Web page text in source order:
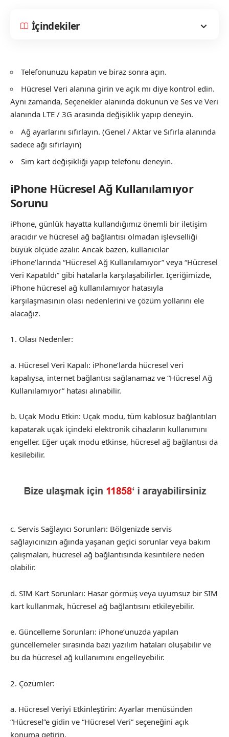
İçindekiler
Telefonunuzu kapatın ve biraz sonra açın.
Hücresel Veri alanına girin ve açık mı diye kontrol edin.
Aynı zamanda, Seçenekler alanında dokunun ve Ses ve Veri
alanında LTE / 3G arasında değişiklik yapıp deneyin.
Ağ ayarlarını sıfırlayın. (Genel / Aktar ve Sıfırla alanında
sadece ağı sıfırlayın)
Sim kart değişikliği yapıp telefonu deneyin.
iPhone Hücresel Ağ Kullanılamıyor
Sorunu
iPhone, günlük hayatta kullandığımız önemli bir iletişim
aracıdır ve hücresel ağ bağlantısı olmadan işlevselliği
büyük ölçüde azalır. Ancak bazen, kullanıcılar
iPhone’larında “Hücresel Ağ Kullanılamıyor” veya “Hücresel
Veri Kapatıldı” gibi hatalarla karşılaşabilirler. İçeriğimizde,
iPhone hücresel ağ kullanılamıyor hatasıyla
karşılaşmasının olası nedenlerini ve çözüm yollarını ele
alacağız.
Olası Nedenler:
a. Hücresel Veri Kapalı: iPhone’larda hücresel veri
kapalıysa, internet bağlantısı sağlanamaz ve “Hücresel Ağ
Kullanılamıyor” hatası alınabilir.
b. Uçak Modu Etkin: Uçak modu, tüm kablosuz bağlantıları
kapatarak uçak içindeki elektronik cihazların kullanımını
engeller. Eğer uçak modu etkinse, hücresel ağ bağlantısı da
kesilebilir.
c. Servis Sağlayıcı Sorunları: Bölgenizde servis
sağlayıcınızın ağında yaşanan geçici sorunlar veya bakım
çalışmaları, hücresel ağ bağlantısında kesintilere neden
olabilir.
d. SIM Kart Sorunları: Hasar görmüş veya uyumsuz bir SIM
kart kullanmak, hücresel ağ bağlantısını etkileyebilir.
e. Güncelleme Sorunları: iPhone’unuzda yapılan
güncellemeler sırasında bazı yazılım hataları oluşabilir ve
bu da hücresel ağ kullanımını engelleyebilir.
Çözümler:
a. Hücresel Veriyi Etkinleştirin: Ayarlar menüsünden
“Hücresel”e gidin ve “Hücresel Veri” seçeneğini açık
konuma getirin.